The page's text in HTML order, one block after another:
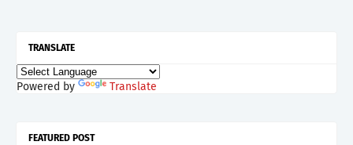
TRANSLATE
Powered by Translate
FEATURED POST